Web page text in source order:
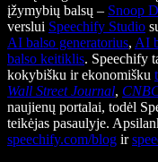
įžymybių balsų – Snoop
verslui Speechify Studio
AI balso generatorius, AI
balso keitiklis. Speechify
kokybišku ir ekonomišku
Wall Street Journal,
naujienų portalai, todėl
teikėjas pasaulyje.
speechify.com/blog ir